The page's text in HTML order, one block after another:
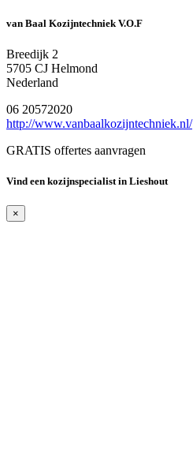
van Baal Kozijntechniek V.O.F
Breedijk 2
5705 CJ Helmond
Nederland
06 20572020
http://www.vanbaalkozijntechniek.nl/
GRATIS offertes aanvragen
Vind een kozijnspecialist in Lieshout
×